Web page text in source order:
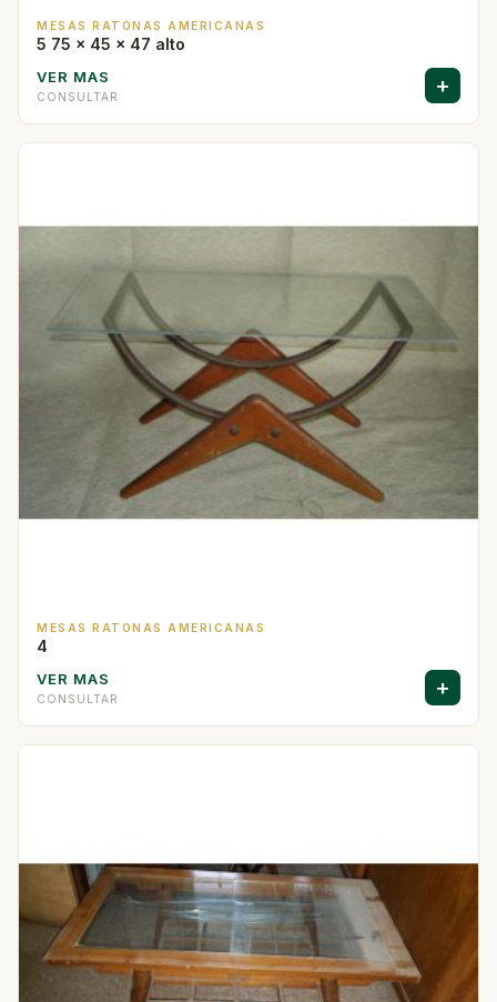
MESAS RATONAS AMERICANAS
5 75 x 45 x 47 alto
VER MAS
CONSULTAR +
MESAS RATONAS AMERICANAS
4
VER MAS
CONSULTAR +